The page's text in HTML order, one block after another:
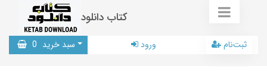
کتاب دانلود
سبد خرید 0 ورود ثبت‌نام